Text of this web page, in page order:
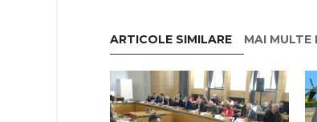
ARTICOLE SIMILARE MAI MULTE